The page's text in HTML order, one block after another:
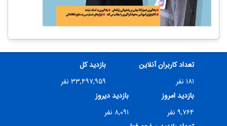
تعداد کاربران آنلاین
۱۸۱ نفر
بازدید کل
۳۳,۴۹۷,۹۵۹ نفر
بازدید امروز
۹,۷۶۴ نفر
بازدید دیروز
۸,۰۹۱ نفر